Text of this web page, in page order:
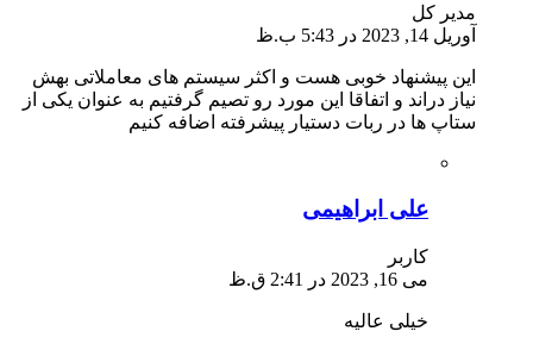
مدیر کل
آوریل 14, 2023 در 5:43 ب.ظ
این پیشنهاد خوبی هست و اکثر سیستم های معاملاتی بهش
نیاز دراند و اتفاقا این مورد رو تصیم گرفتیم به عنوان یکی از
ستاپ ها در ربات دستیار پیشرفته اضافه کنیم
علی ابراهیمی
کاربر
می 16, 2023 در 2:41 ق.ظ
خیلی عالیه